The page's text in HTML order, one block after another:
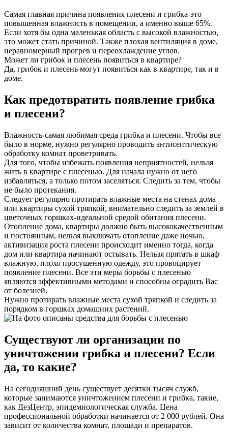
Самая главная причина появления плесени и грибка-это
повышенная влажность в помещении, а именно выше 65%.
Если хотя бы одна маленькая область с высокой влажностью,
это может стать причиной. Также плохая вентиляция в доме,
неравномерный прогрев и переохлаждение углов.
Может ли грибок и плесень появиться в квартире?
Да, грибок и плесень могут появиться как в квартире, так и в
доме.
Как предотвратить появление грибка
и плесени?
Влажность-самая любимая среда грибка и плесени. Чтобы все
было в норме, нужно регулярно проводить антисептическую
обработку комнат проветривать.
Для того, чтобы избежать появления неприятностей, нельзя
жить в квартире с плесенью. Для начала нужно от него
избавляться, а только потом заселяться. Следить за тем, чтобы
не было протекания.
Следует регулярно протирать влажные места на стенах дома
или квартиры сухой тряпкой, внимательно следить за землей в
цветочных горшках-идеальной средой обитания плесени.
Отопление дома, квартиры должно быть высококачественным
и постоянным, нельзя выключать отопление даже ночью,
активизация роста плесени происходит именно тогда, когда
дом или квартира начинают остывать. Нельзя прятать в шкаф
влажную, плохо просушенную одежду, это провоцирует
появление плесени. Все эти меры борьбы с плесенью
являются эффективными методами и способны оградить Вас
от болезней.
Нужно протирать влажные места сухой тряпкой и следить за
порядком в горшках домашних растений.
Существуют ли организации по
уничтожении грибка и плесени? Если
да, то какие?
На сегодняшний день существует десятки тысяч служб,
которые занимаются уничтожением плесени и грибка, такие,
как ДезЦентр, эпидемиологическая служба. Цена
профессиональной обработки начинается от 2 000 рублей. Она
зависит от количества комнат, площади и препаратов.